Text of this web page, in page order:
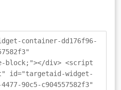
container-dd176f96-
block;"></div> <script
id="targetaid-widget-
90c5-c904557582f3"